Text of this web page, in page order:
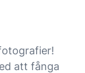
att fånga